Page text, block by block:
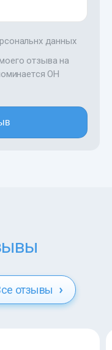
данных
отзыва на
ОН
отзывы